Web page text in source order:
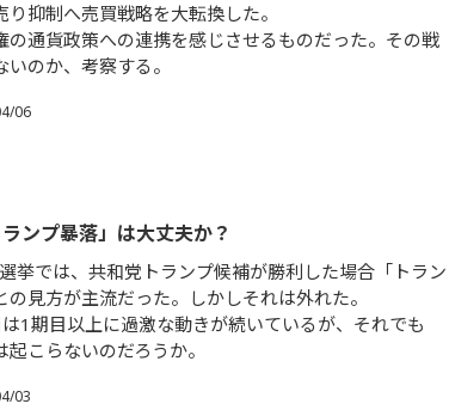
抑制へ売買戦略を大転換した。
の通貨政策への連携を感じさせるものだった。その戦
のか、考察する。
06
ンプ暴落」は大丈夫か？
挙では、共和党トランプ候補が勝利した場合「トラン
の見方が主流だった。しかしそれは外れた。
1期目以上に過激な動きが続いているが、それでも
起こらないのだろうか。
03